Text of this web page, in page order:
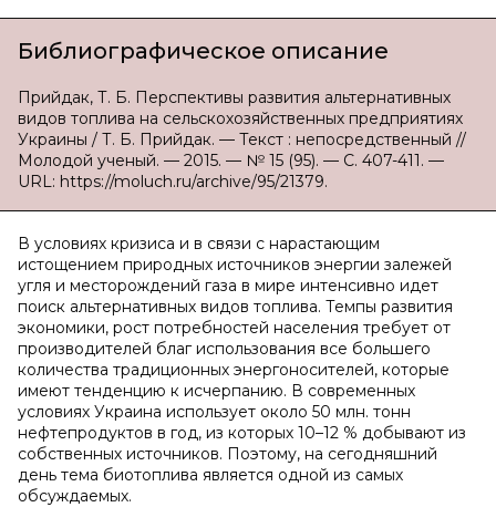
Библиографическое описание
Прийдак, Т. Б. Перспективы развития альтернативных
видов топлива на сельскохозяйственных предприятиях
Украины / Т. Б. Прийдак. — Текст : непосредственный //
Молодой ученый. — 2015. — № 15 (95). — С. 407-411. —
URL: https://moluch.ru/archive/95/21379.
В условиях кризиса и в связи с нарастающим
истощением природных источников энергии залежей
угля и месторождений газа в мире интенсивно идет
поиск альтернативных видов топлива. Темпы развития
экономики, рост потребностей населения требует от
производителей благ использования все большего
количества традиционных энергоносителей, которые
имеют тенденцию к исчерпанию. В современных
условиях Украина использует около 50 млн. тонн
нефтепродуктов в год, из которых 10–12 % добывают из
собственных источников. Поэтому, на сегодняшний
день тема биотоплива является одной из самых
обсуждаемых.